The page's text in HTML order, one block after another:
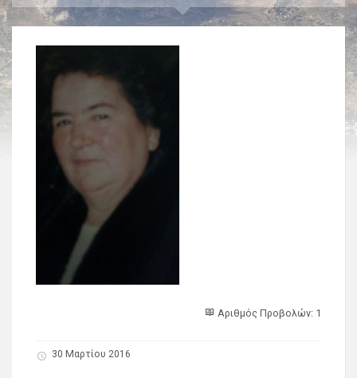
Αριθμός Προβολών: 1
30 Μαρτίου 2016